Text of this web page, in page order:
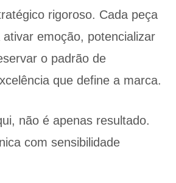
rigoroso. Cada peça
emoção, potencializar
o padrão de
que define a marca.
não é apenas resultado.
com sensibilidade